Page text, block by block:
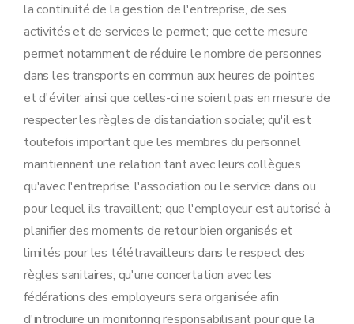
la continuité de la gestion de l'entreprise, de ses
activités et de services le permet; que cette mesure
permet notamment de réduire le nombre de personnes
dans les transports en commun aux heures de pointes
et d'éviter ainsi que celles-ci ne soient pas en mesure de
respecter les règles de distanciation sociale; qu'il est
toutefois important que les membres du personnel
maintiennent une relation tant avec leurs collègues
qu'avec l'entreprise, l'association ou le service dans ou
pour lequel ils travaillent; que l'employeur est autorisé à
planifier des moments de retour bien organisés et
limités pour les télétravailleurs dans le respect des
règles sanitaires; qu'une concertation avec les
fédérations des employeurs sera organisée afin
d'introduire un monitoring responsabilisant pour que la